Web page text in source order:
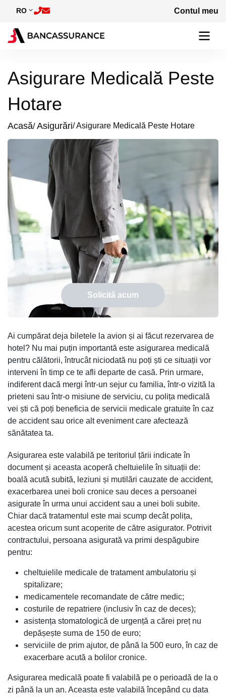
Skip to main content
RO Contul meu
Asigurare Medicală Peste
Hotare
Breadcrumb
Acasă Asigurări Asigurare Medicală Peste Hotare
Image
Solicită acum
Ai cumpărat deja biletele la avion și ai făcut rezervarea de
hotel? Nu mai puțin importantă este asigurarea medicală
pentru călătorii, întrucât niciodată nu poți ști ce situații vor
interveni în timp ce te afli departe de casă. Prin urmare,
indiferent dacă mergi într-un sejur cu familia, într-o vizită la
prieteni sau într-o misiune de serviciu, cu polița medicală
vei ști că poți beneficia de servicii medicale gratuite în caz
de accident sau orice alt eveniment care afectează
sănătatea ta.
Asigurarea este valabilă pe teritoriul țării indicate în
document și aceasta acoperă cheltuielile în situații de:
boală acută subită, leziuni și mutilări cauzate de accident,
exacerbarea unei boli cronice sau deces a persoanei
asigurate în urma unui accident sau a unei boli subite.
Chiar dacă tratamentul este mai scump decât polița,
acestea oricum sunt acoperite de către asigurator. Potrivit
contractului, persoana asigurată va primi despăgubire
pentru:
cheltuielile medicale de tratament ambulatoriu și
spitalizare;
medicamentele recomandate de către medic;
costurile de repatriere (inclusiv în caz de deces);
asistența stomatologică de urgență a cărei preț nu
depășește suma de 150 de euro;
serviciile de prim ajutor, de până la 500 euro, în caz de
exacerbare acută a bolilor cronice.
Asigurarea medicală poate fi valabilă pe o perioadă de la o
zi până la un an. Aceasta este valabilă începând cu data